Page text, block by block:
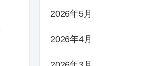
2026年5月
2026年4月